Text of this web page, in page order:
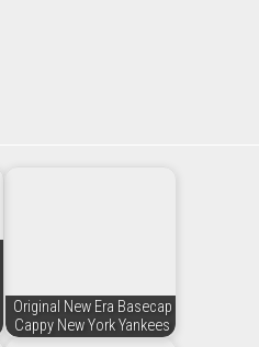
Original New Era Basecap
Cappy New York Yankees